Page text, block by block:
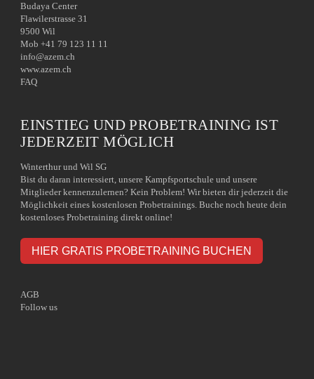
Budaya Center
Flawilerstrasse 31
9500 Wil
Mob +41 79 123 11 11
info@azem.ch
www.azem.ch
FAQ
EINSTIEG UND PROBETRAINING IST
JEDERZEIT MÖGLICH
Winterthur und Wil SG
Bist du daran interessiert, unsere Kampfsportschule und unsere
Mitglieder kennenzulernen? Kein Problem! Wir bieten dir jederzeit die
Möglichkeit eines kostenlosen Probetrainings. Buche noch heute dein
kostenloses Probetraining direkt online!
HIER GRATIS PROBETRAINING BUCHEN
AGB
Follow us